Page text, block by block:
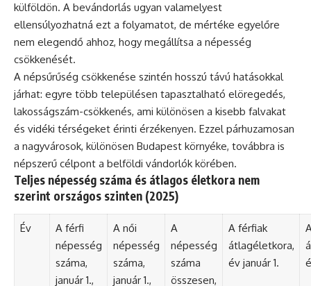
külföldön. A bevándorlás ugyan valamelyest
ellensúlyozhatná ezt a folyamatot, de mértéke egyelőre
nem elegendő ahhoz, hogy megállítsa a népesség
csökkenését.
A népsűrűség csökkenése szintén hosszú távú hatásokkal
járhat: egyre több településen tapasztalható elöregedés,
lakosságszám-csökkenés, ami különösen a kisebb falvakat
és vidéki térségeket érinti érzékenyen. Ezzel párhuzamosan
a nagyvárosok, különösen Budapest környéke, továbbra is
népszerű célpont a belföldi vándorlók körében.
Teljes népesség száma és átlagos életkora nem
szerint országos szinten (2025)
Év
A férfi
népesség
száma,
január 1.,
A női
népesség
száma,
január 1.,
A
népesség
száma
összesen,
A férfiak
átlagéletkora,
év január 1.